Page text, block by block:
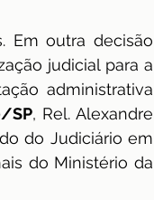
Em outra decisão
judicial para a
administrativa
SP, Rel. Alexandre
do Judiciário em
do Ministério da